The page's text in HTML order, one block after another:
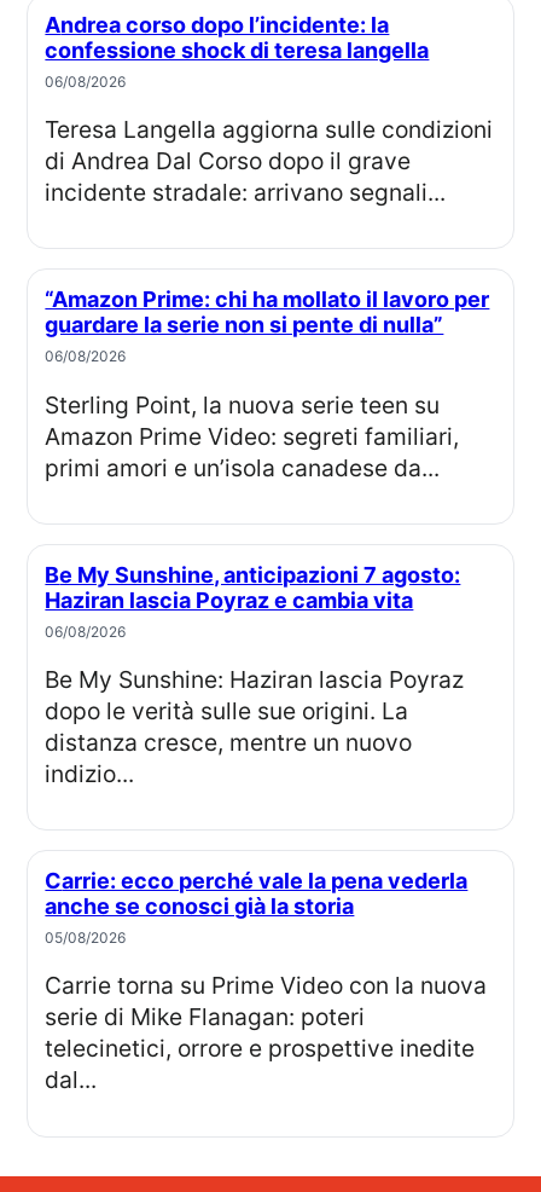
Andrea corso dopo l’incidente: la
confessione shock di teresa langella
06/08/2026
Teresa Langella aggiorna sulle condizioni
di Andrea Dal Corso dopo il grave
incidente stradale: arrivano segnali...
“Amazon Prime: chi ha mollato il lavoro per
guardare la serie non si pente di nulla”
06/08/2026
Sterling Point, la nuova serie teen su
Amazon Prime Video: segreti familiari,
primi amori e un’isola canadese da...
Be My Sunshine, anticipazioni 7 agosto:
Haziran lascia Poyraz e cambia vita
06/08/2026
Be My Sunshine: Haziran lascia Poyraz
dopo le verità sulle sue origini. La
distanza cresce, mentre un nuovo
indizio...
Carrie: ecco perché vale la pena vederla
anche se conosci già la storia
05/08/2026
Carrie torna su Prime Video con la nuova
serie di Mike Flanagan: poteri
telecinetici, orrore e prospettive inedite
dal...